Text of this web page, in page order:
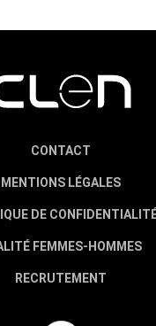
CONTACT
MENTIONS LÉGALES
DE
FEMMES-HOMMES
RECRUTEMENT